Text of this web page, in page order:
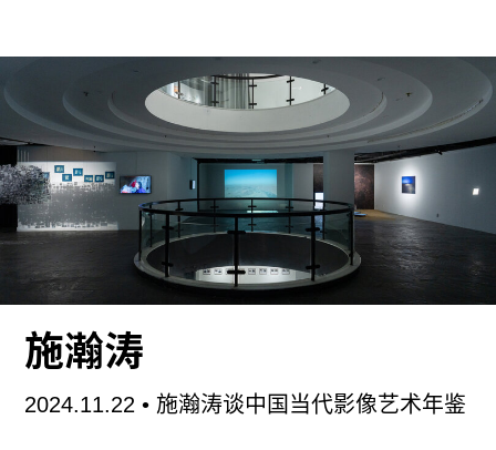
其实这不算一个纯粹的个展。从政府的层面来说，
展览所做的工作是把改革开放四十多年来在东莞生
活打拼过的一些人找回来再看看东莞，相当于回到
一个更加关注个体的层面上去。这个大的主题跟我
几十年的创作还是有很多相通的地方，甚至是比较
契合的。我也想借这个机会第一次在东莞本地利用
源或可能性。
我一直强调如果要在东莞做当代艺术，那应该是跟
施瀚涛
2024.11.22• 施瀚涛谈中国当代影像艺术年鉴